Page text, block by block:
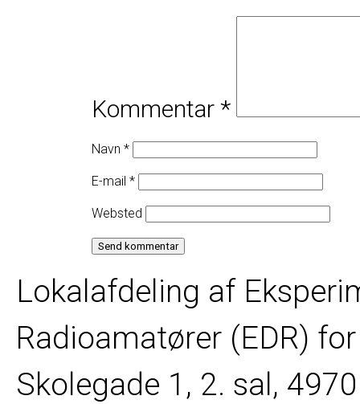
Kommentar *
Navn *
E-mail *
Websted
Lokalafdeling af
Radioamatører (EDR)
Skolegade 1, 2. sal,